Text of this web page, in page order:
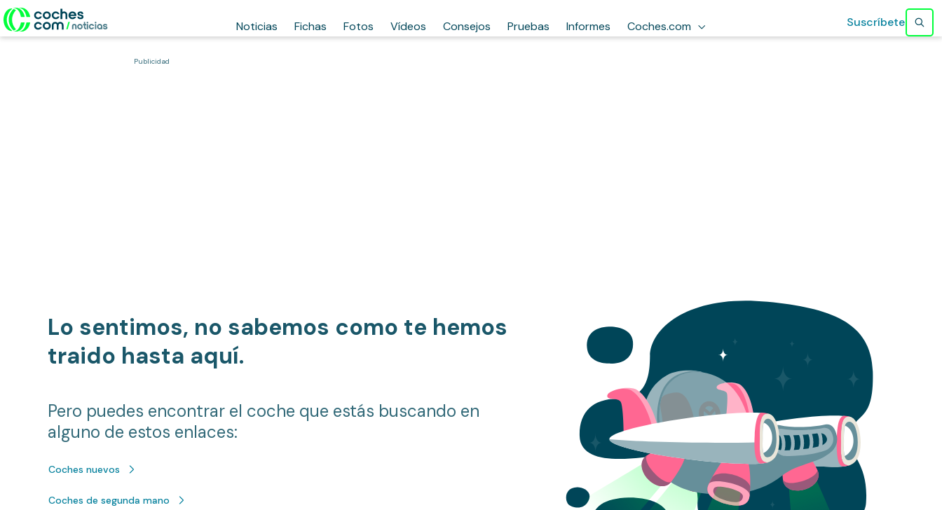
Noticias Fichas Fotos Vídeos Consejos Pruebas Informes Coches.com Suscríbete
Publicidad
Lo sentimos, no sabemos como te hemos
traido hasta aquí.
Pero puedes encontrar el coche que estás buscando en
alguno de estos enlaces:
Coches nuevos
Coches de segunda mano